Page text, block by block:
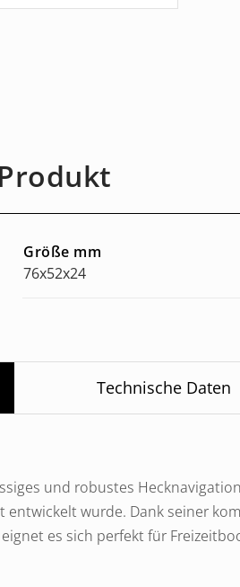
Größe mm
76x52x24
Technische Daten
und robustes
wurde. Dank seiner
es sich perfekt für